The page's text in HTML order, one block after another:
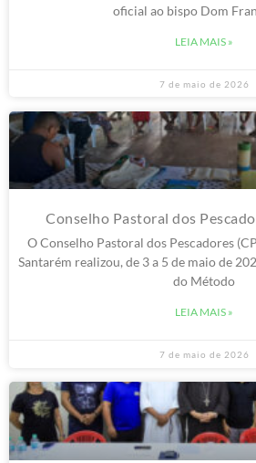
oficial ao bispo Dom
LEIA MAIS »
7 de maio de 2026
Conselho Pastoral dos
O Conselho Pastoral dos Pescadores
Santarém realizou, de 3 a 5 de maio de
do Método
LEIA MAIS »
7 de maio de 2026